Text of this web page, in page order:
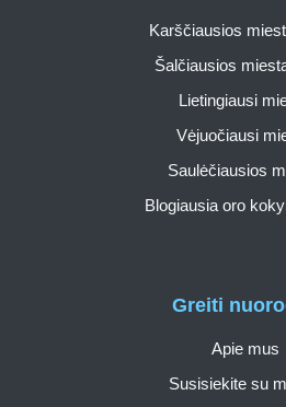
Greiti
Apie mus
Susisiekite su
Karščiausios
Šalčiausios
Lietingiausi
Vėjuočiausi
Saulėčiausios
Blogiausia oro